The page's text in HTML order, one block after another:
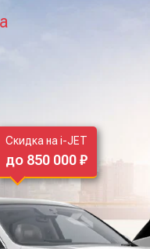
Скидка на i-JET
до 850 000 ₽